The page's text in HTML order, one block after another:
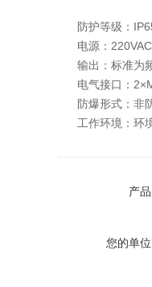
防护等级：
电源：
输出：标准为频
电气接口：
防爆形式：非防
工作环境：环
产品
您的单位